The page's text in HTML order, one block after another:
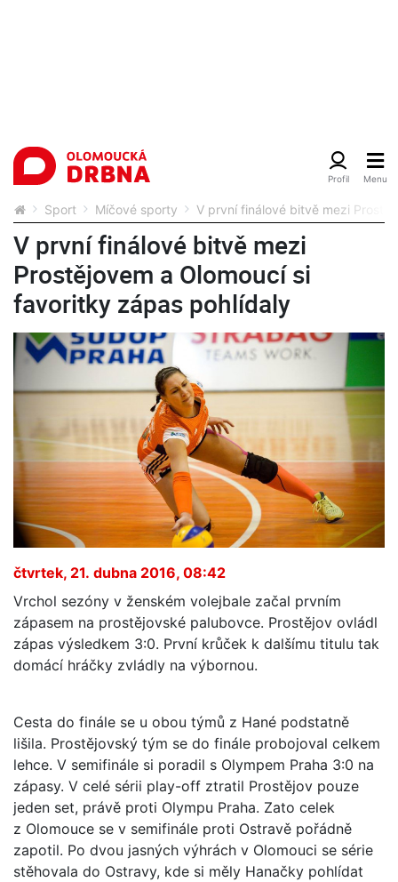
Sport Míčové sporty V první finálové bitvě mezi
V první finálové bitvě mezi
Prostějovem a Olomoucí si
favoritky zápas pohlídaly
čtvrtek, 21. dubna 2016, 08:42
Vrchol sezóny v ženském volejbale začal prvním
zápasem na prostějovské palubovce. Prostějov ovládl
zápas výsledkem 3:0. První krůček k dalšímu titulu tak
domácí hráčky zvládly na výbornou.
Cesta do finále se u obou týmů z Hané podstatně
lišila. Prostějovský tým se do finále probojoval celkem
lehce. V semifinále si poradil s Olympem Praha 3:0 na
zápasy. V celé sérii play-off ztratil Prostějov pouze
jeden set, právě proti Olympu Praha. Zato celek
z Olomouce se v semifinále proti Ostravě pořádně
zapotil. Po dvou jasných výhrách v Olomouci se série
stěhovala do Ostravy, kde si měly Hanačky pohlídat